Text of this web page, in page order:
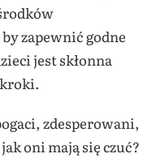
zapewnić godne
jest skłonna
zdesperowani,
oni mają się czuć?